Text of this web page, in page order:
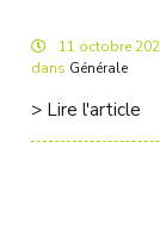
11 octobre
dans Générale
> Lire l'article